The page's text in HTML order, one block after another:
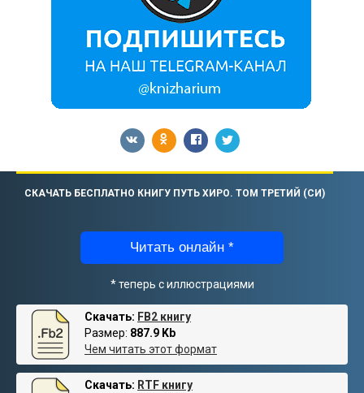
СКАЧАТЬ БЕСПЛАТНО КНИГУ ПУТЬ ХИРО. ТОМ ТРЕТИЙ (СИ)
Читать онлайн *
* теперь с иллюстрациями
Скачать: FB2 книгу
Размер: 887.9 Kb
Чем читать этот формат
Скачать: RTF книгу